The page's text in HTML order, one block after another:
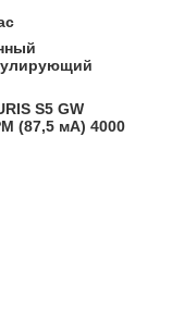
S5 GW
(87,5 мА) 4000